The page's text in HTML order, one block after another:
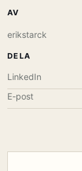
AV
erikstarck
DELA
LinkedIn
E-post